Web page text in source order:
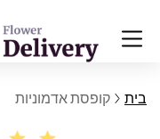
בית קופסת אדמוניות